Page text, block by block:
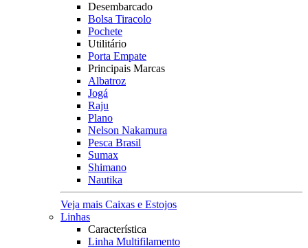
Desembarcado
Bolsa Tiracolo
Pochete
Utilitário
Porta Empate
Principais Marcas
Albatroz
Jogá
Raju
Plano
Nelson Nakamura
Pesca Brasil
Sumax
Shimano
Nautika
Veja mais Caixas e Estojos
Linhas
Característica
Linha Multifilamento